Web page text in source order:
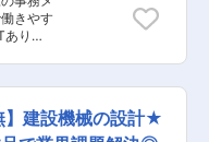
し、制
5〜6
ローを
予算配
却を見
きやす
り〜
県外
ンバー
申請な
建設機械の設計★